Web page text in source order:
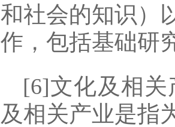
和社会的知识）
作，包括基础研
[6]文化及相关
及相关产业是指